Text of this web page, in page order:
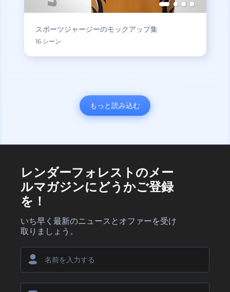
スポーツジャージーのモックアップ集
16 シーン
もっと読み込む
レンダーフォレストのメー
ルマガジンにどうかご登録
を！
いち早く最新のニュースとオファーを受け
取りましょう。